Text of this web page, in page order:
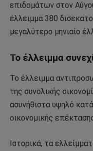
επιδομάτων στον
έλλειμμα 380
μεγαλύτερο μηνιαίο
Το έλλειμμα
Το έλλειμμα
της συνολικής
ασυνήθιστα υψηλό
οικονομικής
Ιστορικά, τα